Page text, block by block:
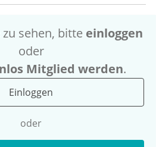
sehen, bitte einloggen
oder
Mitglied werden.
Einloggen
oder